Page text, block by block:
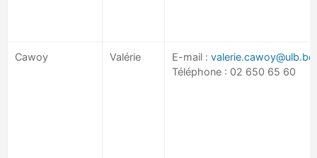
Cawoy Valérie E-mail : valerie.cawoy@ulb.be
Téléphone : 02 650 65 60